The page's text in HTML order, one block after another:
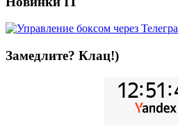
Замедлите? Клац!)